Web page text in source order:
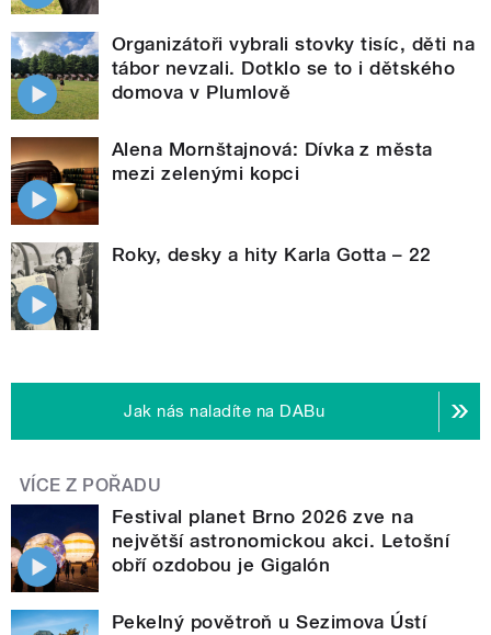
Organizátoři vybrali stovky tisíc, děti na
tábor nevzali. Dotklo se to i dětského
domova v Plumlově
Alena Mornštajnová: Dívka z města
mezi zelenými kopci
Roky, desky a hity Karla Gotta – 22
Jak nás naladíte na DABu
VÍCE Z POŘADU
Festival planet Brno 2026 zve na
největší astronomickou akci. Letošní
obří ozdobou je Gigalón
Pekelný povětroň u Sezimova Ústí